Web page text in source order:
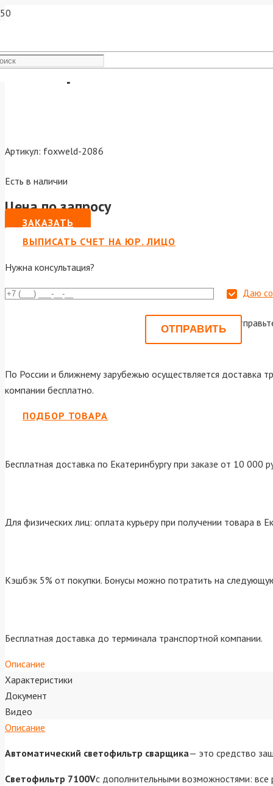
Фильтр – хамелеон 7100V
Артикул: foxweld-2086
Есть в наличии
Цена по запросу
ЗАКАЗАТЬ
ВЫПИСАТЬ СЧЕТ НА ЮР. ЛИЦО
Нужна консультация?
Даю
Или
По России и ближнему зарубежью осуществляется доставка
компании бесплатно.
ПОДБОР ТОВАРА
Бесплатная доставка по Екатеринбургу при заказе от 10 000
Для физических лиц: оплата курьеру при получении товара в
Кэшбэк 5% от покупки. Бонусы можно потратить на
Бесплатная доставка до терминала транспортной компании.
Описание
Характеристики
Документ
Видео
Описание
Автоматический светофильтр сварщика— это средство
Светофильтр 7100Vс дополнительными возможностями: все